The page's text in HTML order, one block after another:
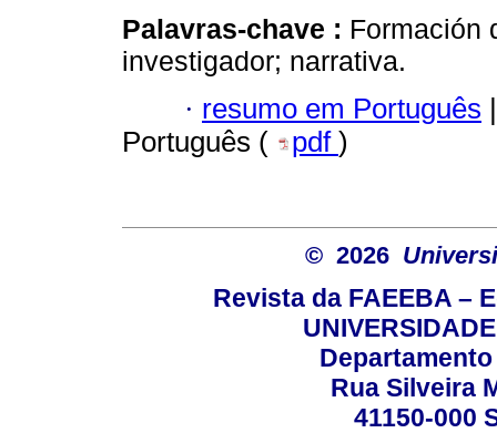
Palavras-chave : Formación
investigador; narrativa.
· resumo em Português |
Português (
pdf )
© 2026
Revista da FAEEBA –
Rua Silveira
41150-000